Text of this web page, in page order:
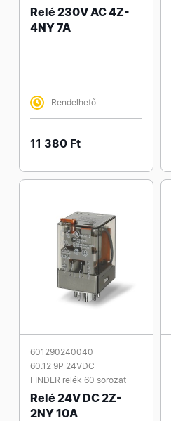
Relé 230V AC 4Z-
4NY 7A
Rendelhető
11 380 Ft
601290240040
60.12 9P 24VDC
FINDER relék 60 sorozat
Relé 24V DC 2Z-
2NY 10A